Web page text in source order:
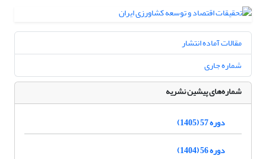
مقالات آماده انتشار
شماره جاری
شماره‌های پیشین نشریه
دوره 57 (1405)
دوره 56 (1404)